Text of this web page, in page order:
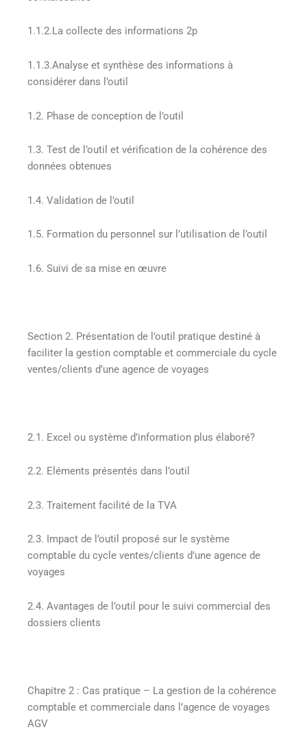
1.1.2.La collecte des informations 2p
1.1.3.Analyse et synthèse des informations à
considérer dans l’outil
1.2. Phase de conception de l’outil
1.3. Test de l’outil et vérification de la cohérence des
données obtenues
1.4. Validation de l’outil
1.5. Formation du personnel sur l’utilisation de l’outil
1.6. Suivi de sa mise en œuvre
Section 2. Présentation de l’outil pratique destiné à
faciliter la gestion comptable et commerciale du cycle
ventes/clients d’une agence de voyages
2.1. Excel ou système d’information plus élaboré?
2.2. Eléments présentés dans l’outil
2.3. Traitement facilité de la TVA
2.3. Impact de l’outil proposé sur le système
comptable du cycle ventes/clients d’une agence de
voyages
2.4. Avantages de l’outil pour le suivi commercial des
dossiers clients
Chapitre 2 : Cas pratique – La gestion de la cohérence
comptable et commerciale dans l’agence de voyages
AGV